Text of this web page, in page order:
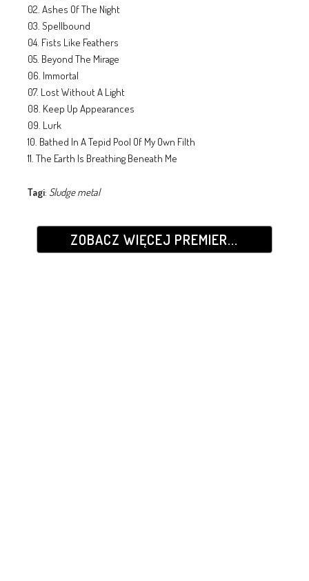
02. Ashes Of The Night
03. Spellbound
04. Fists Like Feathers
05. Beyond The Mirage
06. Immortal
07. Lost Without A Light
08. Keep Up Appearances
09. Lurk
10. Bathed In A Tepid Pool Of My Own Filth
11. The Earth Is Breathing Beneath Me
Tagi: Sludge metal
ZOBACZ WIĘCEJ PREMIER...